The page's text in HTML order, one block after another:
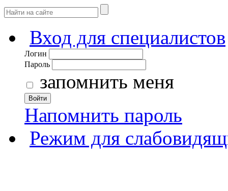
Вход для специалистов
Логин
Пароль
запомнить меня
Войти
Напомнить пароль
Режим для